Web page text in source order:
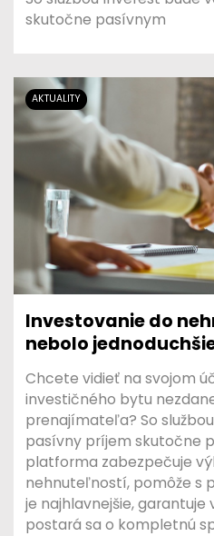
skutočne pasívnym
AKTUALITY
Investovanie do
nebolo
Chcete vidieť na svojom
investičného bytu
prenajímateľa? So
pasívny príjem skutočne
platforma zabezpečuje
nehnuteľností, pomôže s
je najhlavnejšie,
postará sa o kompletnú